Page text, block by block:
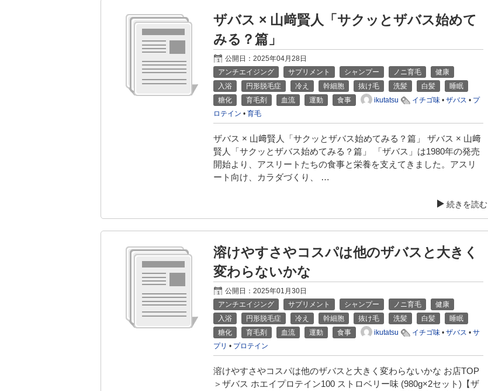
ザバス × 山﨑賢人「サクッとザバス始めて
みる？篇」
公開日：2025年04月28日
アンチエイジング
サプリメント シャンプー ノニ育毛
健康
入浴
円形脱毛症 冷え 幹細胞 抜け毛 洗髪 白髪
睡眠
糖化
育毛剤 血流 運動 食事 ikutatsu イチゴ味 •ザバス • プ
ロテイン •育毛
ザバス × 山﨑賢人「サクッとザバス始めてみる？篇」 ザバス × 山﨑
賢人「サクッとザバス始めてみる？篇」 「ザバス」は1980年の発売
開始より、アスリートたちの食事と栄養を支えてきました。アスリ
ート向け、カラダづくり、 …
続きを読む
溶けやすさやコスパは他のザバスと大きく
変わらないかな
公開日：2025年01月30日
アンチエイジング
サプリメント シャンプー ノニ育毛
健康
入浴
円形脱毛症 冷え 幹細胞 抜け毛 洗髪 白髪
睡眠
糖化
育毛剤 血流 運動 食事 ikutatsu イチゴ味 •ザバス •サ
プリ • プロテイン
溶けやすさやコスパは他のザバスと大きく変わらないかな お店TOP
＞ザバス ホエイプロテイン100 ストロベリー味 (980g×2セット)【ザ